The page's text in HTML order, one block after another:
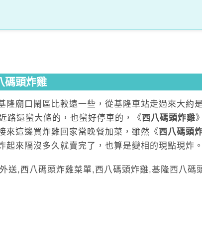
碼頭炸雞
隆廟口鬧區比較遠一些，從基隆車站走過來大約
路還蠻大條的，也蠻好停車的，《 西八碼頭炸雞
來這邊買炸雞回家當晚餐加菜，雖然《 西八碼頭
起來隔沒多久就賣完了，也算是變相的現點現炸。